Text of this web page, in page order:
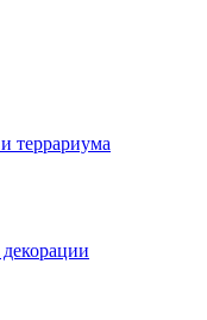
террариума